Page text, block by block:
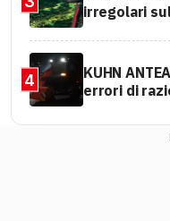
irregolari
4
KUHN
errori di